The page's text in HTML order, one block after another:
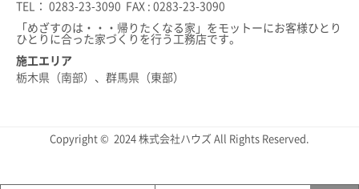
TEL： 0283-23-3090 FAX : 0283-23-3090
「めざすのは・・・帰りたくなる家」をモットーにお客様ひとり
ひとりに合った家づくりを行う工務店です。
施工エリア
栃木県（南部）、群馬県（東部）
Copyright © 2024 株式会社ハウズ All Rights Reserved.